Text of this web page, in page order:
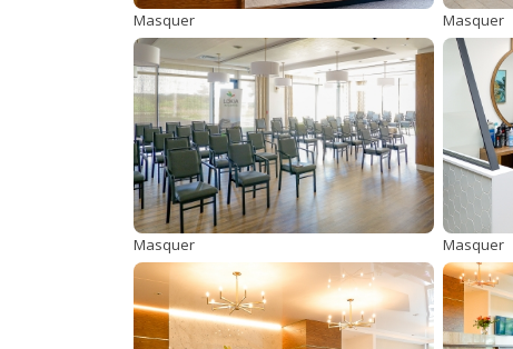
Masquer Masquer
Masquer Masquer